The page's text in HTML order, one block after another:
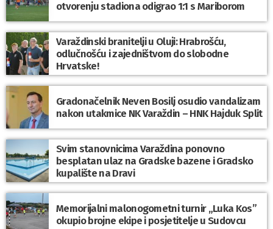
otvorenju stadiona odigrao 1:1 s Mariborom
Varaždinski branitelji u Oluji: Hrabrošću,
odlučnošću i zajedništvom do slobodne
Hrvatske!
Gradonačelnik Neven Bosilj osudio vandalizam
nakon utakmice NK Varaždin – HNK Hajduk Split
Svim stanovnicima Varaždina ponovno
besplatan ulaz na Gradske bazene i Gradsko
kupalište na Dravi
Memorijalni malonogometni turnir „Luka Kos”
okupio brojne ekipe i posjetitelje u Sudovcu